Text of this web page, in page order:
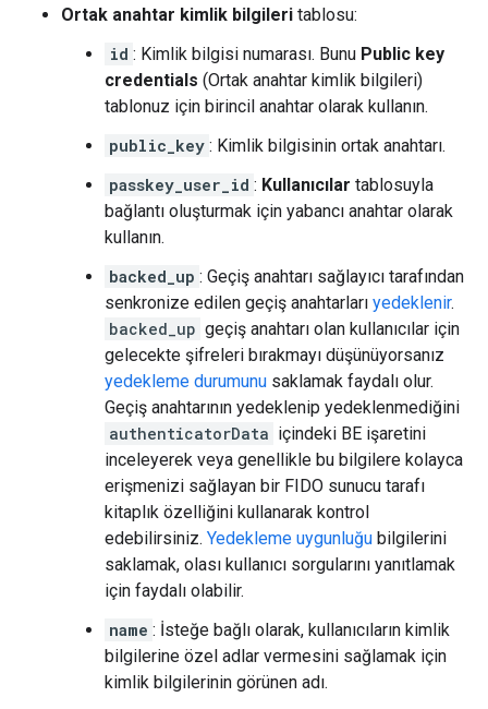
Ortak anahtar kimlik bilgileri tablosu:
id : Kimlik bilgisi numarası. Bunu Public key
credentials (Ortak anahtar kimlik bilgileri)
tablonuz için birincil anahtar olarak kullanın.
public_key : Kimlik bilgisinin ortak anahtarı.
passkey_user_id : Kullanıcılar tablosuyla
bağlantı oluşturmak için yabancı anahtar olarak
kullanın.
backed_up : Geçiş anahtarı sağlayıcı tarafından
senkronize edilen geçiş anahtarları yedeklenir.
backed_up geçiş anahtarı olan kullanıcılar için
gelecekte şifreleri bırakmayı düşünüyorsanız
yedekleme durumunu saklamak faydalı olur.
Geçiş anahtarının yedeklenip yedeklenmediğini
authenticatorData içindeki BE işaretini
inceleyerek veya genellikle bu bilgilere kolayca
erişmenizi sağlayan bir FIDO sunucu tarafı
kitaplık özelliğini kullanarak kontrol
edebilirsiniz. Yedekleme uygunluğu bilgilerini
saklamak, olası kullanıcı sorgularını yanıtlamak
için faydalı olabilir.
name : İsteğe bağlı olarak, kullanıcıların kimlik
bilgilerine özel adlar vermesini sağlamak için
kimlik bilgilerinin görünen adı.